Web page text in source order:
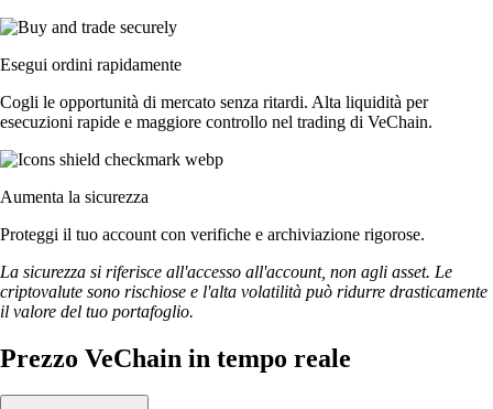
Esegui ordini rapidamente
Cogli le opportunità di mercato senza ritardi. Alta liquidità per
esecuzioni rapide e maggiore controllo nel trading di VeChain.
Aumenta la sicurezza
Proteggi il tuo account con verifiche e archiviazione rigorose.
La sicurezza si riferisce all'accesso all'account, non agli asset. Le
criptovalute sono rischiose e l'alta volatilità può ridurre drasticamente
il valore del tuo portafoglio.
Prezzo VeChain in tempo reale